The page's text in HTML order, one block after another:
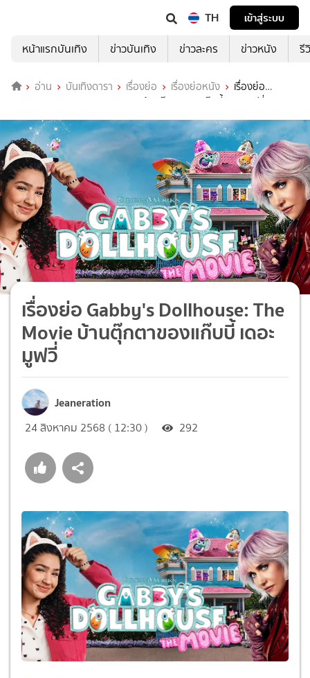
TH
เข้าสู่ระบบ
หน้าแรกบันเทิง
ข่าวบันเทิง ข่าวละคร ข่าวหนัง รี
อ่าน บันเทิงดารา เรื่องย่อ เรื่องย่อหนัง
เรื่องย่อ
Gabby's Dollhouse: The Movie บ้านตุ๊กตาของแก๊บบี้ เดอะ มูฟวี่
เรื่องย่อ Gabby's Dollhouse: The
Movie บ้านตุ๊กตาของแก๊บบี้ เดอะ
มูฟวี่
Jeaneration
24 สิงหาคม 2568 ( 12:30 ) 292